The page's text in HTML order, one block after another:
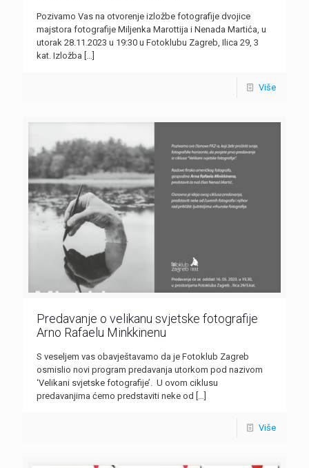
Pozivamo Vas na otvorenje izložbe fotografije dvojice
majstora fotografije Miljenka Marottija i Nenada Martića, u
utorak 28.11.2023 u 19:30 u Fotoklubu Zagreb, Ilica 29, 3
kat. Izložba […]
Više
Predavanje o velikanu svjetske fotografije
Arno Rafaelu Minkkinenu
S veseljem vas obavještavamo da je Fotoklub Zagreb
osmislio novi program predavanja utorkom pod nazivom
‘Velikani svjetske fotografije’. U ovom ciklusu
predavanjima ćemo predstaviti neke od
Više